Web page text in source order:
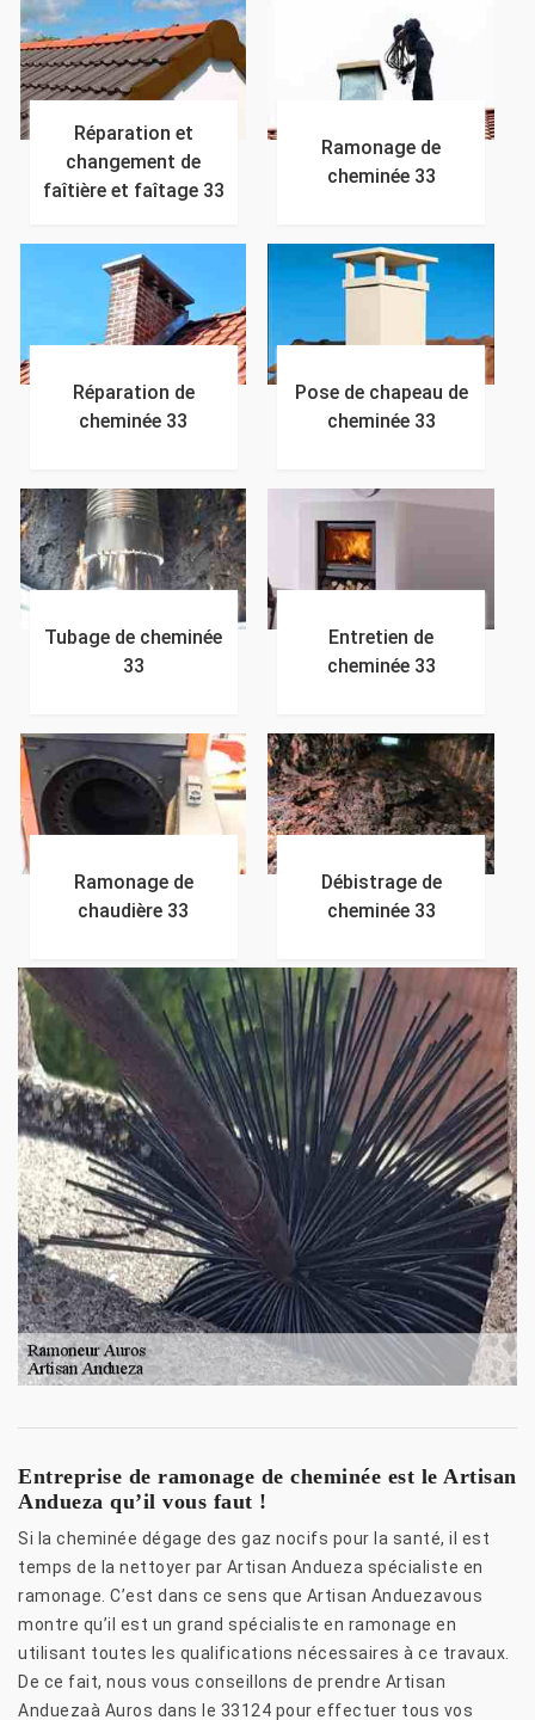
Réparation et
changement de
faîtière et faîtage 33
Ramonage de
cheminée 33
Réparation de
cheminée 33
Pose de chapeau de
cheminée 33
Tubage de cheminée
33
Entretien de
cheminée 33
Ramonage de
chaudière 33
Débistrage de
cheminée 33
Entreprise de ramonage de cheminée est le Artisan
Andueza qu’il vous faut !
Si la cheminée dégage des gaz nocifs pour la santé, il est
temps de la nettoyer par Artisan Andueza spécialiste en
ramonage. C’est dans ce sens que Artisan Anduezavous
montre qu’il est un grand spécialiste en ramonage en
utilisant toutes les qualifications nécessaires à ce travaux.
De ce fait, nous vous conseillons de prendre Artisan
Anduezaà Auros dans le 33124 pour effectuer tous vos